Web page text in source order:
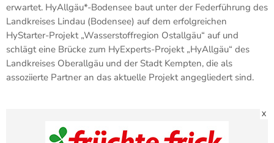
erwartet. HyAllgäu*-Bodensee baut unter der Federführung des
Landkreises Lindau (Bodensee) auf dem erfolgreichen
HyStarter-Projekt „Wasserstoffregion Ostallgäu“ auf und
schlägt eine Brücke zum HyExperts-Projekt „HyAllgäu“ des
Landkreises Oberallgäu und der Stadt Kempten, die als
assoziierte Partner an das aktuelle Projekt angegliedert sind.
X